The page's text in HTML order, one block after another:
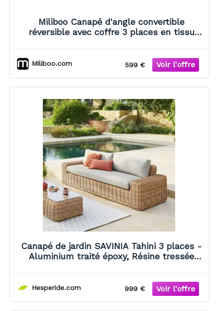
Miliboo Canapé d'angle convertible
réversible avec coffre 3 places en tissu
Miliboo.com 599 €
Canapé de jardin SAVINIA Tahini 3 places -
Aluminium traité époxy, Résine tressée
Hesperide.com 999 €